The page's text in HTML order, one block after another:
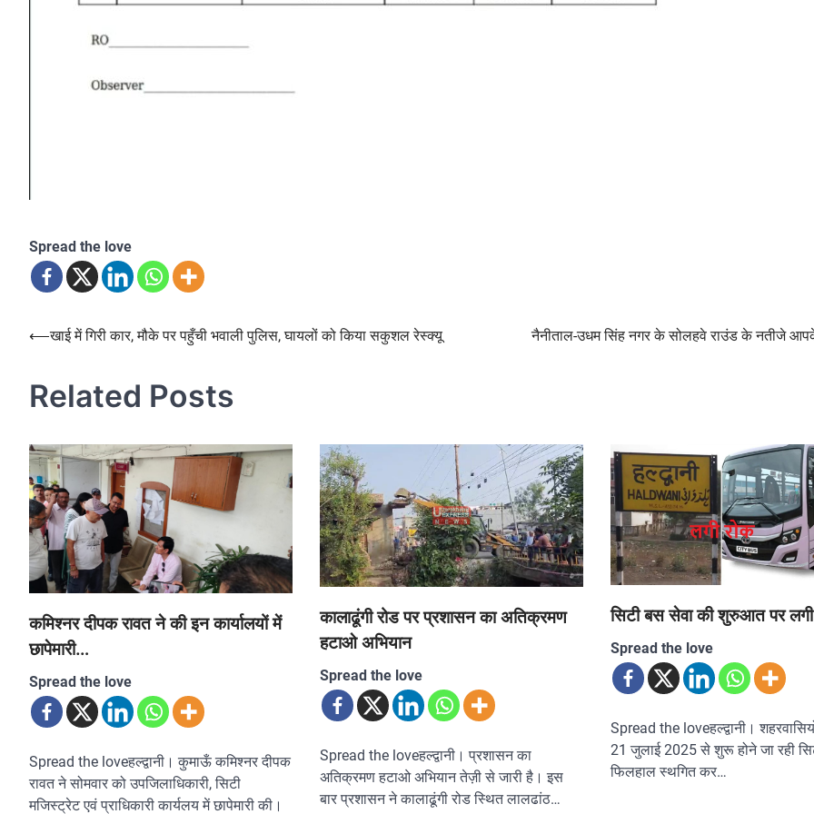
Spread the love
Post
⟵खाई में गिरी कार, मौके पर पहुँची भवाली पुलिस, घायलों को किया सकुशल रेस्क्यू नैनीताल-उधम सिंह नगर के सोलहवे राउंड के नतीजे
Related Posts
कमिश्नर दीपक रावत ने की इन कार्यालयों में
छापेमारी…
Spread the love
Spread the loveहल्द्वानी। कुमाऊँ कमिश्नर दीपक
रावत ने सोमवार को उपजिलाधिकारी, सिटी
मजिस्ट्रेट एवं प्राधिकारी कार्यलय में छापेमारी की।
कालाढूंगी रोड पर प्रशासन का अतिक्रमण
हटाओ अभियान
Spread the love
Spread the loveहल्द्वानी। प्रशासन का
अतिक्रमण हटाओ अभियान तेज़ी से जारी है। इस
बार प्रशासन ने कालाढूंगी रोड स्थित लालढांठ…
सिटी बस सेवा की शुरुआत पर
Spread the love
Spread the loveहल्द्वानी।
21 जुलाई 2025 से शुरू होने जा रही
फिलहाल स्थगित कर…